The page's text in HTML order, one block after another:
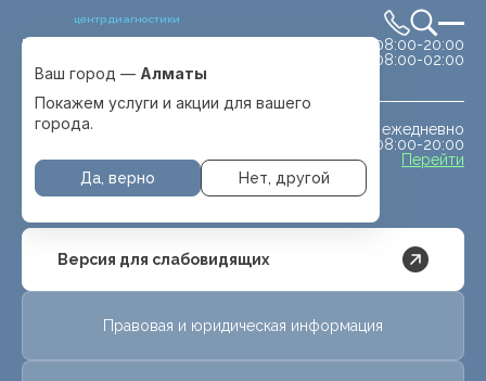
центр диагностики
Выбрать город
с. Отеген батыра
сб-вс 08:00-20:00
08:00-02:00
ежедневно
08:00-20:00
Перейти
Ваш город — Алматы
Покажем услуги и акции для вашего
города.
Да, верно Нет, другой
Версия для слабовидящих
Правовая и юридическая информация